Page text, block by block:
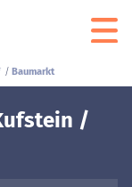
Baumarkt
/